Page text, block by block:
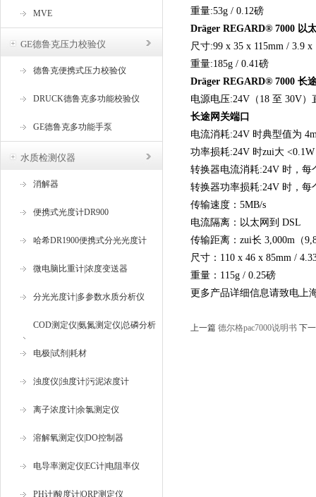
MVE
GE德鲁克压力校验仪
德鲁克便携式压力校验仪
DRUCK德鲁克多功能校验仪
GE德鲁克多功能手泵
水质检测仪器
消解器
便携式光度计DR900
哈希DR1900便携式分光光度计
微电脑比重计|浓度变送器
分光光度计|多参数水质分析仪
COD测定仪|氨氮测定仪|总磷分析
仪
电极|试剂|耗材
浊度仪|浊度计|污泥浓度计
离子浓度计|余氯测定仪
溶解氧测定仪|DO控制器
电导率测定仪|EC计|电阻率仪
PH计|酸度计|ORP测定仪
重量:53g / 0.12磅
Dräger REGARD® 7000 以
尺寸:99 x 35 x 115mm / 3.9
重量:185g / 0.41磅
Dräger REGARD® 7000 长
电源电压:24V（18 至 30V）
长途网关端口
电流消耗:24V 时典型值为
功率损耗:24V 时zui大 <0.1W
转换器电流消耗:24V 时，每
转换器功率损耗:24V 时，每
传输速度：5MB/s
电流隔离：以太网到 DSL
传输距离：zui长 3,000m（
尺寸：110 x 46 x 85mm /
重量：115g / 0.25磅
更多产品详细信息请致电上
上一篇 德尔格pac7000说明书 下